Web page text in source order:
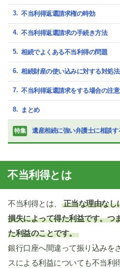
不当利得返還請求権の時効
不当利得返還請求の手続き方法
相続でよくある不当利得の問題
相続財産の使い込みに対する対処法
不当利得返還請求をする場合の注
まとめ
特集 遺産相続に強い弁護士に相談す
不当利得とは
不当利得とは、
正当な理由なし
損失によって得た利益です。つ
た利益のことです。
銀行口座へ間違って振り込みを
スによる利益についても不当利